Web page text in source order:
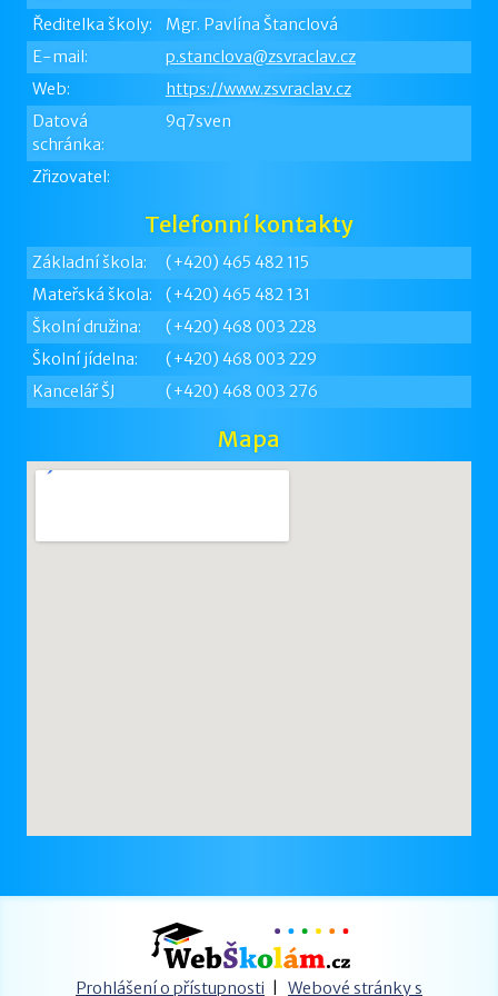
Ředitelka školy:
Mgr. Pavlína Štanclová
E-mail:
p.stanclova@zsvraclav.cz
Web:
https://www.zsvraclav.cz
Datová
schránka:
9q7sven
Zřizovatel:
Telefonní kontakty
Základní škola:
(+420) 465 482 115
Mateřská škola:
(+420) 465 482 131
Školní družina:
(+420) 468 003 228
Školní jídelna:
(+420) 468 003 229
Kancelář ŠJ
(+420) 468 003 276
Mapa
Prohlášení o přístupnosti Webové stránky s